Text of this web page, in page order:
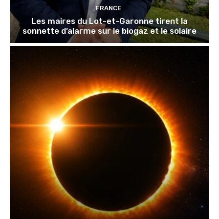
FRANCE
Les maires du Lot-et-Garonne tirent la
sonnette d’alarme sur le biogaz et le solaire